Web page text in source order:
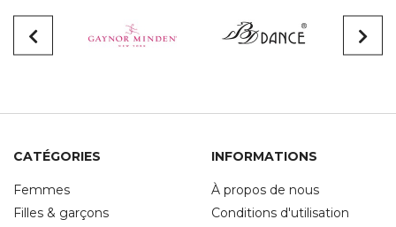
CATÉGORIES
Femmes
Filles & garçons
INFORMATIONS
À propos de nous
Conditions d'utilisation